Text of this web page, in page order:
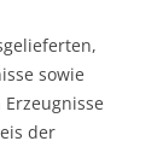
sowie
der